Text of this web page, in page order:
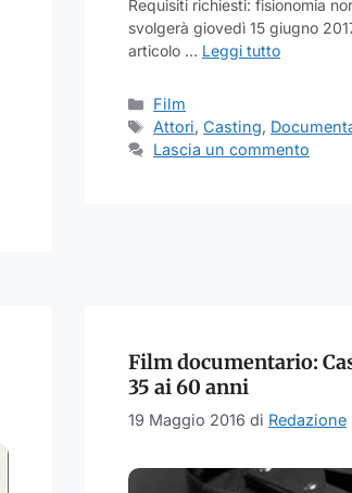
Requisiti richiesti: fisionomia
svolgerà giovedì 15 giugno
articolo … Leggi tutto
Categorie
Film
Tag
Attori,Casting,
Lascia un commento
Film documentario:
35 ai 60 anni
19 Maggio 2016 di Redazione